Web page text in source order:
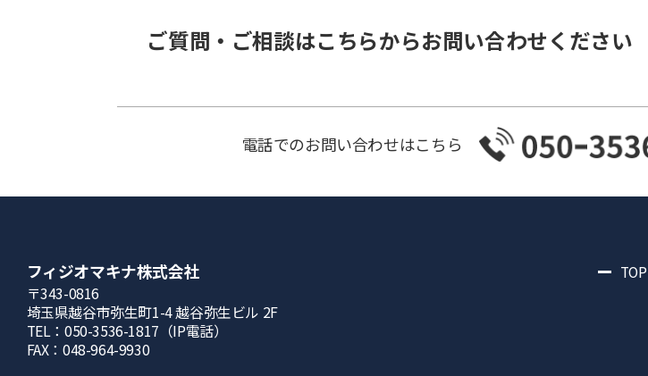
ご質問・ご相談はこちらからお問い合わせください
電話でのお問い合わせはこちら
フィジオマキナ株式会社
〒343-0816
埼⽟県越⾕市弥⽣町1-4 越⾕弥⽣ビル 2F
TEL：050-3536-1817（IP電話）
FAX：048-964-9930
TOP